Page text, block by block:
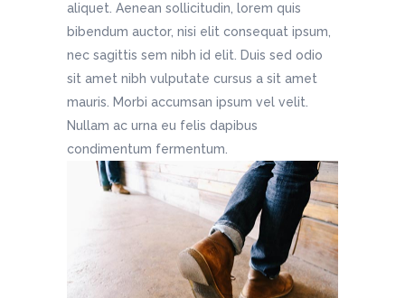
aliquet. Aenean sollicitudin, lorem quis
bibendum auctor, nisi elit consequat ipsum,
nec sagittis sem nibh id elit. Duis sed odio
sit amet nibh vulputate cursus a sit amet
mauris. Morbi accumsan ipsum vel velit.
Nullam ac urna eu felis dapibus
condimentum fermentum.